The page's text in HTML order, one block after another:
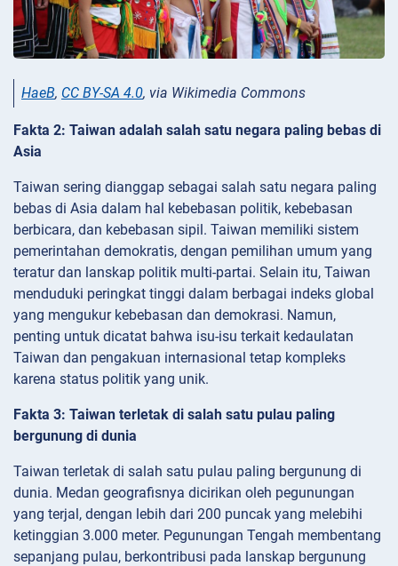
HaeB, CC BY-SA 4.0, via Wikimedia Commons
Fakta 2: Taiwan adalah salah satu negara paling bebas di
Asia
Taiwan sering dianggap sebagai salah satu negara paling
bebas di Asia dalam hal kebebasan politik, kebebasan
berbicara, dan kebebasan sipil. Taiwan memiliki sistem
pemerintahan demokratis, dengan pemilihan umum yang
teratur dan lanskap politik multi-partai. Selain itu, Taiwan
menduduki peringkat tinggi dalam berbagai indeks global
yang mengukur kebebasan dan demokrasi. Namun,
penting untuk dicatat bahwa isu-isu terkait kedaulatan
Taiwan dan pengakuan internasional tetap kompleks
karena status politik yang unik.
Fakta 3: Taiwan terletak di salah satu pulau paling
bergunung di dunia
Taiwan terletak di salah satu pulau paling bergunung di
dunia. Medan geografisnya dicirikan oleh pegunungan
yang terjal, dengan lebih dari 200 puncak yang melebihi
ketinggian 3.000 meter. Pegunungan Tengah membentang
sepanjang pulau, berkontribusi pada lanskap bergunung